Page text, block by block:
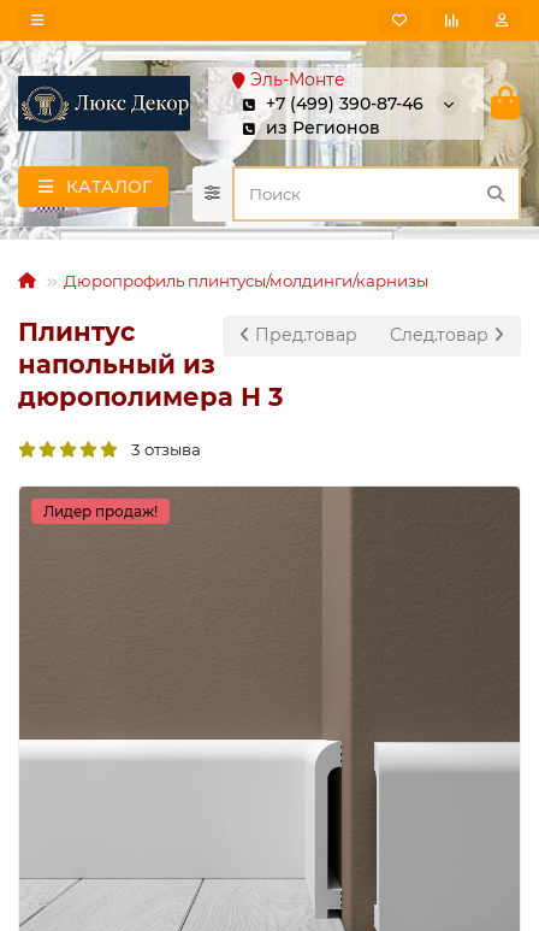
Эль-Монте
+7 (499) 390-87-46
из Регионов
КАТАЛОГ
Дюропрофиль плинтусы/молдинги/карнизы
Пред.товар След.товар
Плинтус
напольный из
дюрополимера Н 3
3 отзыва
Лидер продаж!